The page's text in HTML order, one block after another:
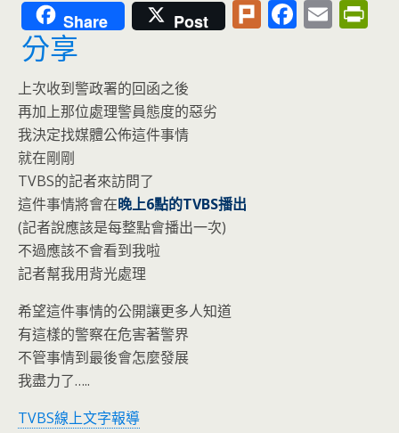
Share Post Pl F E
分享
上次收到警政署的回函之後
再加上那位處理警員態度的惡劣
我決定找媒體公佈這件事情
就在剛剛
TVBS的記者來訪問了
這件事情將會在晚上6點的TVBS播出
(記者說應該是每整點會播出一次)
不過應該不會看到我啦
記者幫我用背光處理
希望這件事情的公開讓更多人知道
有這樣的警察在危害著警界
不管事情到最後會怎麼發展
我盡力了…..
TVBS線上文字報導